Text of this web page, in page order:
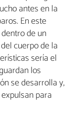
antes en la
En este
de un
cuerpo de la
sería el
los
se desarrolla y,
para